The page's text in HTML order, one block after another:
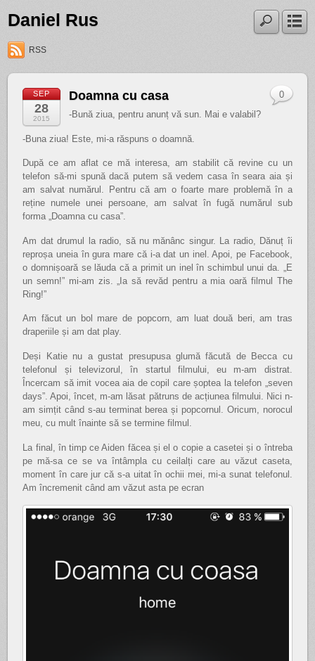
Daniel Rus
RSS
SEP
28
2015
Doamna cu casa
-Bună ziua, pentru anunț vă sun. Mai e valabil?
-Buna ziua! Este, mi-a răspuns o doamnă.
După ce am aflat ce mă interesa, am stabilit că revine cu un
telefon să-mi spună dacă putem să vedem casa în seara aia și
am salvat numărul. Pentru că am o foarte mare problemă în a
reține numele unei persoane, am salvat în fugă numărul sub
forma „Doamna cu casa”.
Am dat drumul la radio, să nu mănânc singur. La radio, Dănuț îi
reproșa uneia în gura mare că i-a dat un inel. Apoi, pe Facebook,
o domnișoară se lăuda că a primit un inel în schimbul unui da. „E
un semn!” mi-am zis. „Ia să revăd pentru a mia oară filmul The
Ring!”
Am făcut un bol mare de popcorn, am luat două beri, am tras
draperiile și am dat play.
Deși Katie nu a gustat presupusa glumă făcută de Becca cu
telefonul și televizorul, în startul filmului, eu m-am distrat.
Încercam să imit vocea aia de copil care șoptea la telefon „seven
days”. Apoi, încet, m-am lăsat pătruns de acțiunea filmului. Nici n-
am simțit când s-au terminat berea și popcornul. Oricum, norocul
meu, cu mult înainte să se termine filmul.
La final, în timp ce Aiden făcea și el o copie a casetei și o întreba
pe mă-sa ce se va întâmpla cu ceilalți care au văzut caseta,
moment în care jur că s-a uitat în ochii mei, mi-a sunat telefonul.
Am încremenit când am văzut asta pe ecran
0